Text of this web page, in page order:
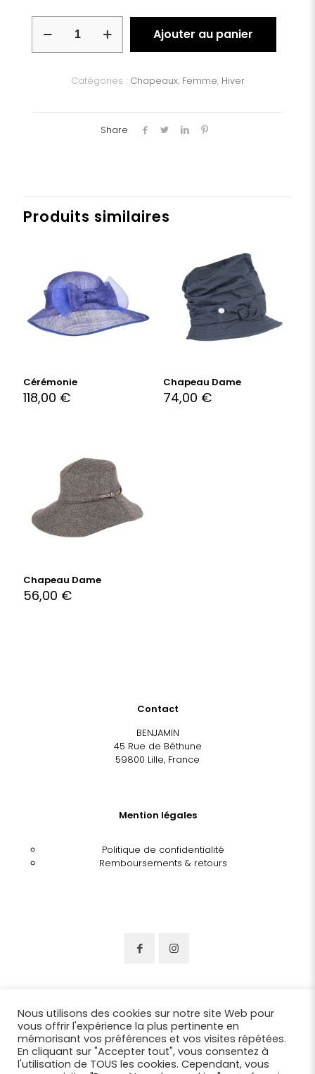
Ajouter au panier
Catégories : Chapeaux, Femme, Hiver
Share
Produits similaires
Cérémonie
118,00 €
Chapeau Dame
74,00 €
Chapeau Dame
56,00 €
Contact
BENJAMIN
45 Rue de Béthune
59800 Lille, France
Mention légales
Politique de confidentialité
Remboursements & retours
Nous utilisons des cookies sur notre site Web pour
vous offrir l'expérience la plus pertinente en
mémorisant vos préférences et vos visites répétées.
En cliquant sur "Accepter tout", vous consentez à
l'utilisation de TOUS les cookies. Cependant, vous